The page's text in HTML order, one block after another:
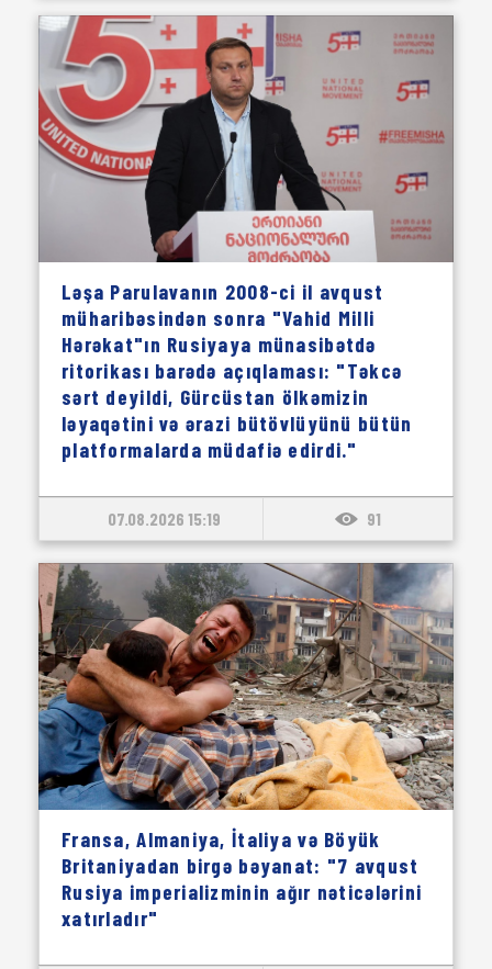
Ləşa Parulavanın 2008-ci il avqust
müharibəsindən sonra "Vahid Milli
Hərəkat"ın Rusiyaya münasibətdə
ritorikası barədə açıqlaması: "Təkcə
sərt deyildi, Gürcüstan ölkəmizin
ləyaqətini və ərazi bütövlüyünü bütün
platformalarda müdafiə edirdi."
07.08.2026 15:19 91
Fransa, Almaniya, İtaliya və Böyük
Britaniyadan birgə bəyanat: "7 avqust
Rusiya imperializminin ağır nəticələrini
xatırladır"